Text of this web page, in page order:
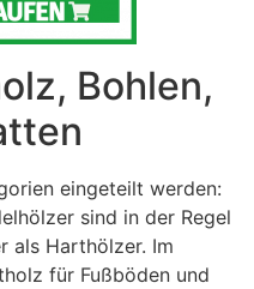
Bohlen,
eingeteilt werden:
sind in der Regel
als Harthölzer. Im
für Fußböden und